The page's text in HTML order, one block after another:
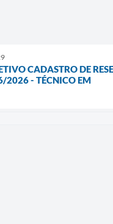
CADASTRO DE
2026 - TÉCNICO EM